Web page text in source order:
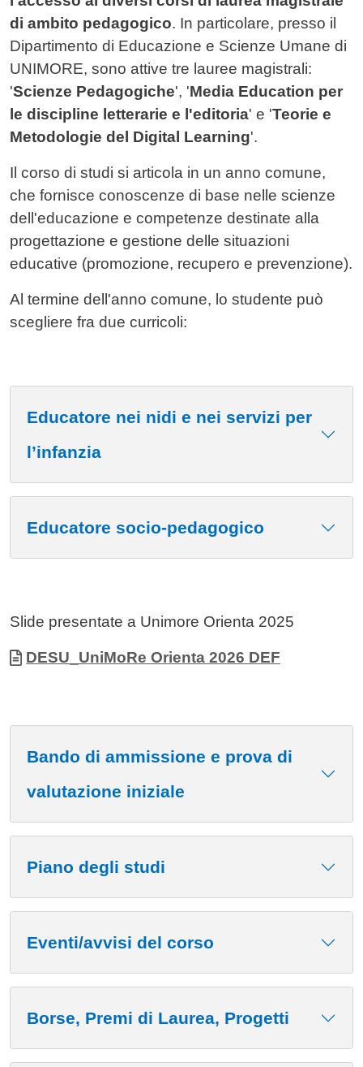
di ambito pedagogico. In particolare, presso il
Dipartimento di Educazione e Scienze Umane di
UNIMORE, sono attive tre lauree magistrali:
'Scienze Pedagogiche', 'Media Education per
le discipline letterarie e l'editoria' e 'Teorie e
Metodologie del Digital Learning'.
Il corso di studi si articola in un anno comune,
che fornisce conoscenze di base nelle scienze
dell'educazione e competenze destinate alla
progettazione e gestione delle situazioni
educative (promozione, recupero e prevenzione).
Al termine dell'anno comune, lo studente può
scegliere fra due curricoli:
Educatore nei nidi e nei servizi per
l’infanzia
Educatore socio-pedagogico
Slide presentate a Unimore Orienta 2025
Allegati
Document
DESU_UniMoRe Orienta 2026 DEF
Bando di ammissione e prova di
valutazione iniziale
Piano degli studi
Eventi/avvisi del corso
Borse, Premi di Laurea, Progetti